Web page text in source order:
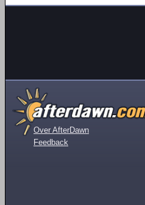
Over AfterDawn
Feedback